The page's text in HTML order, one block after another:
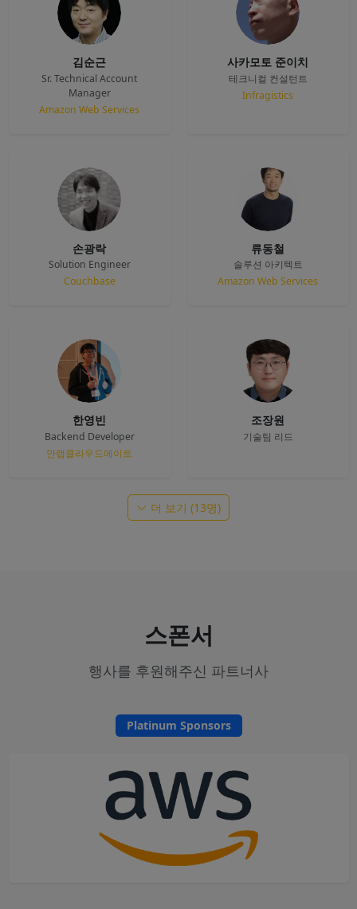
김순근
Sr. Technical Account
Manager
Amazon Web Services
사카모토 준이치
테크니컬 컨설턴트
Infragistics
손광락
Solution Engineer
Couchbase
류동철
솔루션 아키텍트
Amazon Web Services
한영빈
Backend Developer
안랩클라우드메이트
조장원
기술팀 리드
더 보기 (13명)
스폰서
행사를 후원해주신 파트너사
Platinum Sponsors